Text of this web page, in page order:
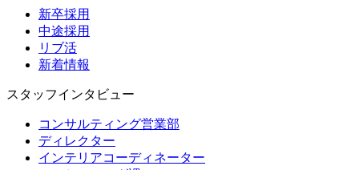
新卒採用
中途採用
リブ活
新着情報
スタッフインタビュー
コンサルティング営業部
ディレクター
インテリアコーディネーター